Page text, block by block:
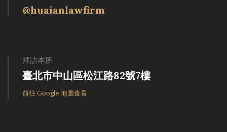
@huaianlawfirm
拜訪本所
臺北市中山區松江路82號7樓
前往 Google 地圖查看